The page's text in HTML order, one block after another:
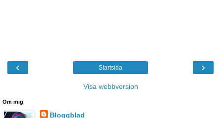
‹ ›
Startsida
Visa webbversion
Om mig
Bloggblad